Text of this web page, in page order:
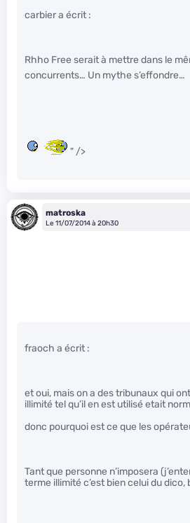
carbier a écrit :
Rhho Free serait à mettre dans le
concurrents… Un mythe s’effondre…
" />
matroska
Le 11/07/2014 à 20h30
fraoch a écrit :
et oui, mais on a des tribunaux qui
illimité tel qu’il en est utilisé etait
donc pourquoi est ce que les
Tant que personne n’imposera
terme illimité c’est bien celui du